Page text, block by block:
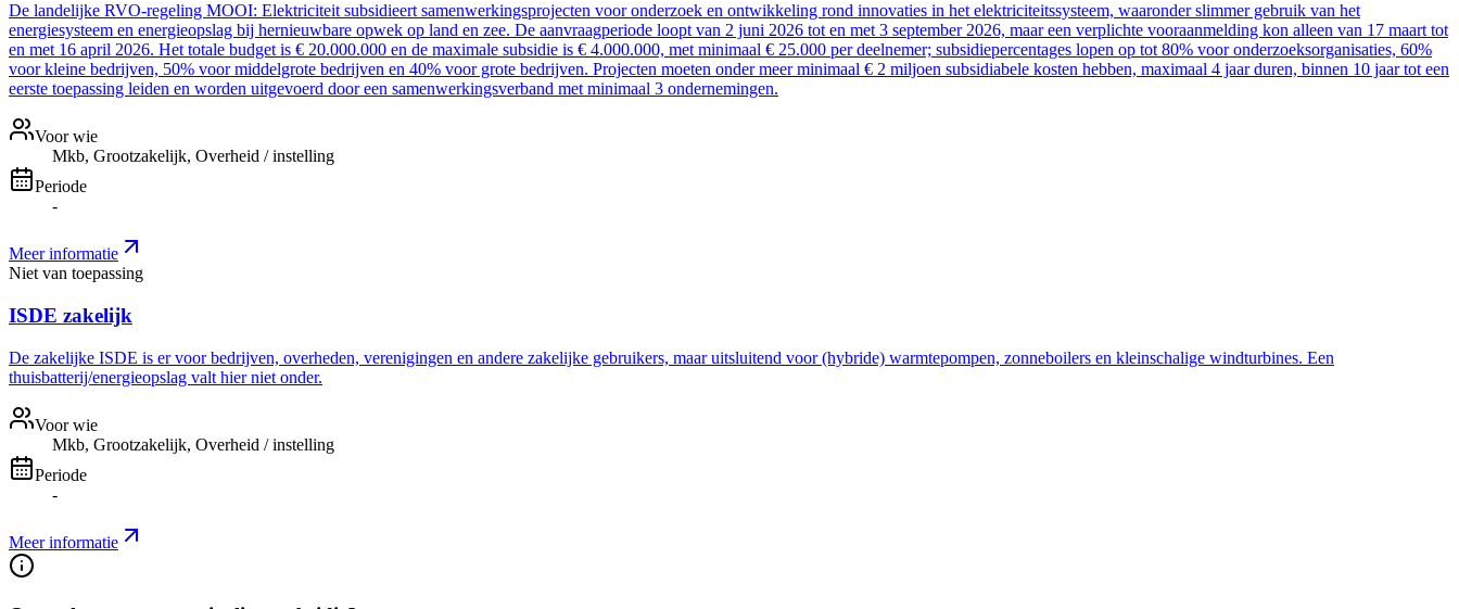
De landelijke RVO-regeling MOOI: Elektriciteit subsidieert samenwerkingsprojecten voor onderzoek en ontwikkeling rond innovaties in het elektriciteitssysteem, waaronder slimmer gebruik van het
energiesysteem en energieopslag bij hernieuwbare opwek op land en zee. De aanvraagperiode loopt van 2 juni 2026 tot en met 3 september 2026, maar een verplichte vooraanmelding kon alleen van 17 maart tot
en met 16 april 2026. Het totale budget is € 20.000.000 en de maximale subsidie is € 4.000.000, met minimaal € 25.000 per deelnemer; subsidiepercentages lopen op tot 80% voor onderzoeksorganisaties, 60%
voor kleine bedrijven, 50% voor middelgrote bedrijven en 40% voor grote bedrijven. Projecten moeten onder meer minimaal € 2 miljoen subsidiabele kosten hebben, maximaal 4 jaar duren, binnen 10 jaar tot een
eerste toepassing leiden en worden uitgevoerd door een samenwerkingsverband met minimaal 3 ondernemingen.
Voor wie
Mkb, Grootzakelijk, Overheid / instelling
Periode
-
Meer informatie
Niet van toepassing
ISDE zakelijk
De zakelijke ISDE is er voor bedrijven, overheden, verenigingen en andere zakelijke gebruikers, maar uitsluitend voor (hybride) warmtepompen, zonneboilers en kleinschalige windturbines. Een
thuisbatterij/energieopslag valt hier niet onder.
Voor wie
Mkb, Grootzakelijk, Overheid / instelling
Periode
-
Meer informatie